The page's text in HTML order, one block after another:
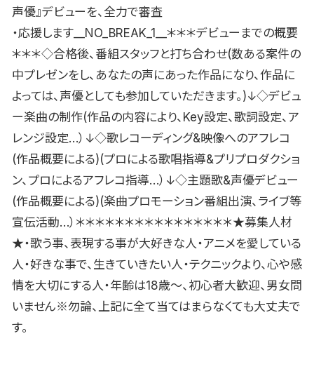
声優』デビューを、全力で審査
・応援します__NO_BREAK_1__＊＊＊デビューまでの概要
＊＊＊◇合格後、番組スタッフと打ち合わせ(数ある案件の
中プレゼンをし、あなたの声にあった作品になり、作品に
よっては、声優としても参加していただきます。)↓◇デビュ
ー楽曲の制作(作品の内容により、Key設定、歌詞設定、ア
レンジ設定…）↓◇歌レコーディング&映像へのアフレコ
(作品概要による)(プロによる歌唱指導&プリプロダクショ
ン、プロによるアフレコ指導…）↓◇主題歌&声優デビュー
(作品概要による)(楽曲プロモーション番組出演、ライブ等
宣伝活動…）＊＊＊＊＊＊＊＊＊＊＊＊＊＊＊＊★募集人材
★・歌う事、表現する事が大好きな人・アニメを愛している
人・好きな事で、生きていきたい人・テクニックより、心や感
情を大切にする人・年齢は18歳〜、初心者大歓迎、男女問
いません※勿論、上記に全て当てはまらなくても大丈夫で
す。